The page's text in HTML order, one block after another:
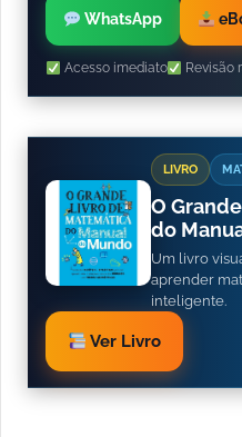
WhatsApp
Acesso imediato Revisão
LIVRO
O
do
Um livro
aprender
inteligente.
Ver Livro